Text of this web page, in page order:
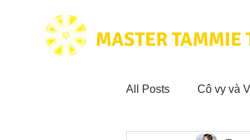
MASTER TAMMIE
All Posts Cô vy và